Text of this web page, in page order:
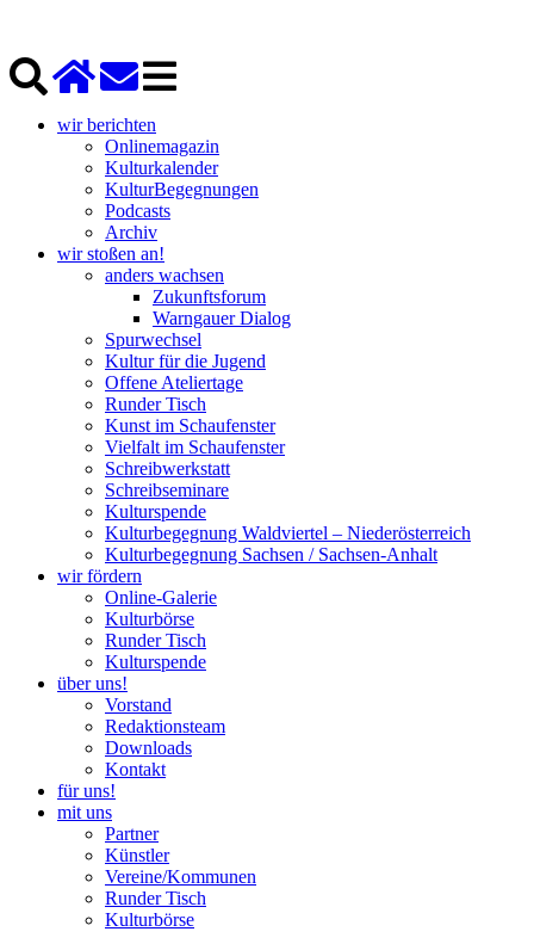
wir berichten
Onlinemagazin
Kulturkalender
KulturBegegnungen
Podcasts
Archiv
wir stoßen an!
anders wachsen
Zukunftsforum
Warngauer Dialog
Spurwechsel
Kultur für die Jugend
Offene Ateliertage
Runder Tisch
Kunst im Schaufenster
Vielfalt im Schaufenster
Schreibwerkstatt
Schreibseminare
Kulturspende
Kulturbegegnung Waldviertel – Niederösterreich
Kulturbegegnung Sachsen / Sachsen-Anhalt
wir fördern
Online-Galerie
Kulturbörse
Runder Tisch
Kulturspende
über uns!
Vorstand
Redaktionsteam
Downloads
Kontakt
für uns!
mit uns
Partner
Künstler
Vereine/Kommunen
Runder Tisch
Kulturbörse